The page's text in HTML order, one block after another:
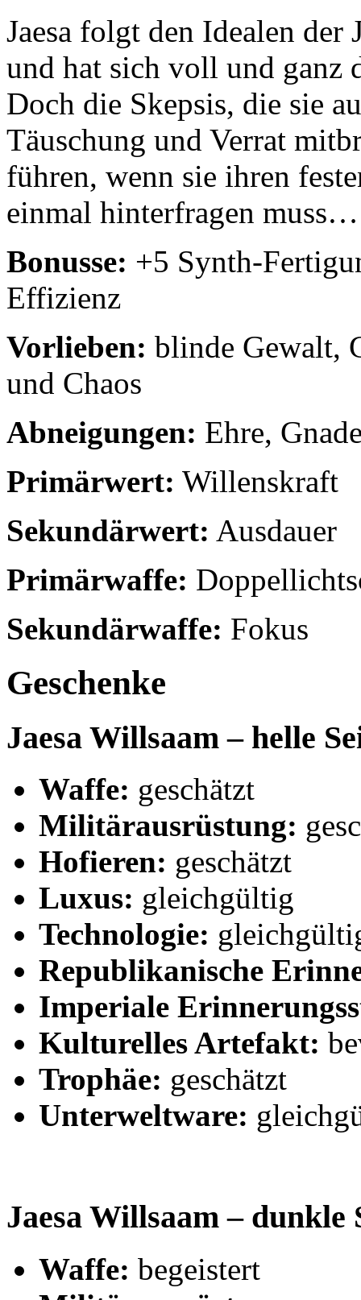
Jaesa folgt den Idealen
und hat sich voll und ganz
Doch die Skepsis, die sie
Täuschung und Verrat
führen, wenn sie ihren
einmal hinterfragen muss…
Bonusse: +5 Synth-
Effizienz
Vorlieben: blinde Gewalt,
und Chaos
Abneigungen: Ehre,
Primärwert: Willenskraft
Sekundärwert: Ausdauer
Primärwaffe:
Sekundärwaffe: Fokus
Geschenke
Jaesa Willsaam – helle
Waffe: geschätzt
Militärausrüstung:
Hofieren: geschätzt
Luxus: gleichgültig
Technologie:
Republikanische
Imperiale
Kulturelles Artefakt:
Trophäe: geschätzt
Unterweltware:
Jaesa Willsaam – dunkle
Waffe: begeistert